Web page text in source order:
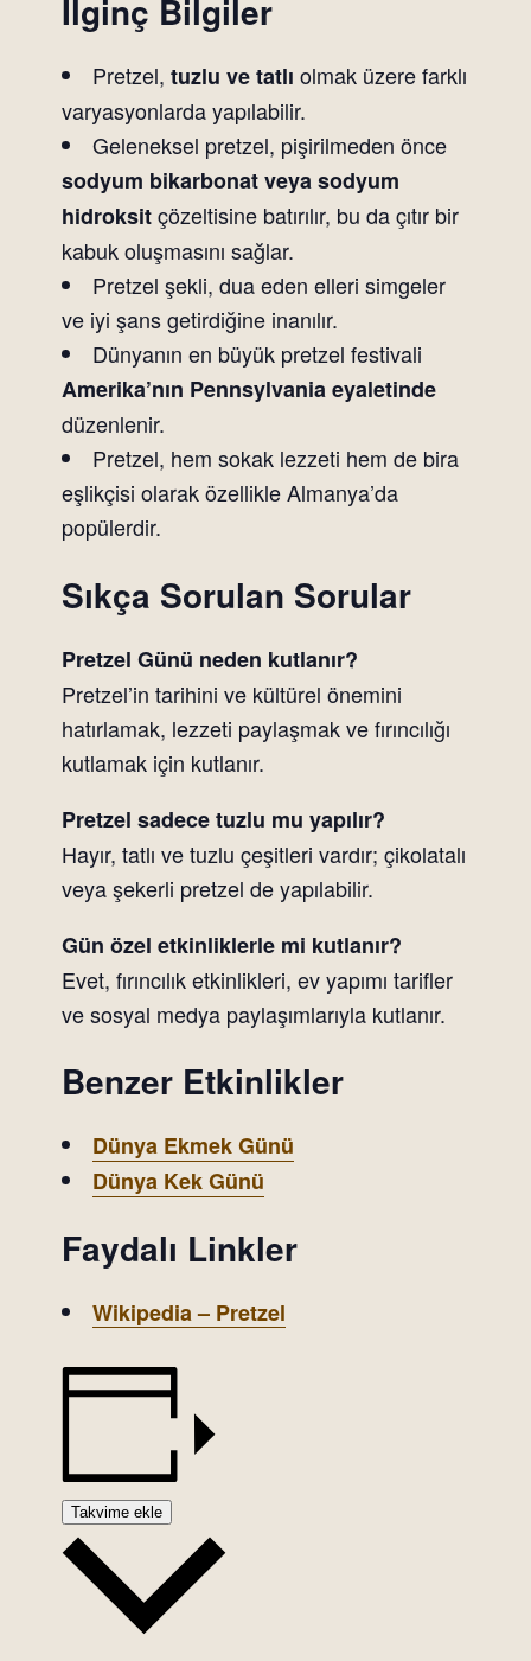
İlginç Bilgiler
Pretzel, tuzlu ve tatlı olmak üzere farklı
varyasyonlarda yapılabilir.
Geleneksel pretzel, pişirilmeden önce
sodyum bikarbonat veya sodyum
hidroksitçözeltisine batırılır, bu da çıtır bir
kabuk oluşmasını sağlar.
Pretzel şekli, dua eden elleri simgeler
ve iyi şans getirdiğine inanılır.
Dünyanın en büyük pretzel festivali
Amerika’nın Pennsylvania eyaletinde
düzenlenir.
Pretzel, hem sokak lezzeti hem de bira
eşlikçisi olarak özellikle Almanya’da
popülerdir.
Sıkça Sorulan Sorular
Pretzel Günü neden kutlanır?
Pretzel’in tarihini ve kültürel önemini
hatırlamak, lezzeti paylaşmak ve fırıncılığı
kutlamak için kutlanır.
Pretzel sadece tuzlu mu yapılır?
Hayır, tatlı ve tuzlu çeşitleri vardır; çikolatalı
veya şekerli pretzel de yapılabilir.
Gün özel etkinliklerle mi kutlanır?
Evet, fırıncılık etkinlikleri, ev yapımı tarifler
ve sosyal medya paylaşımlarıyla kutlanır.
Benzer Etkinlikler
Dünya Ekmek Günü
Dünya Kek Günü
Faydalı Linkler
Wikipedia – Pretzel
Takvime ekle